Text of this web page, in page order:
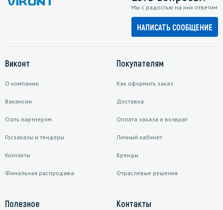
Мы с радостью на них ответим
НАПИСАТЬ СООБЩЕНИЕ
Виконт
О компании
Вакансии
Стать партнером
Госзаказы и тендеры
Контакты
Финальная распродажа
Покупателям
Как оформить заказ
Доставка
Оплата заказа и возврат
Личный кабинет
Бренды
Отраслевые решения
Полезное
Контакты